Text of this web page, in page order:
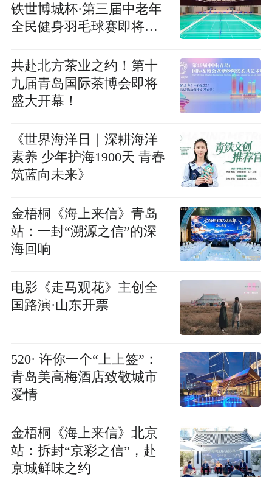
铁世博城杯·第三届中老年
全民健身羽毛球赛即将开
共赴北方茶业之约！第十
九届青岛国际茶博会即将
盛大开幕！
《世界海洋日｜深耕海洋
素养 少年护海1900天 青春
筑蓝向未来》
金梧桐《海上来信》青岛
站：一封“溯源之信”的深
海回响
电影《走马观花》主创全
国路演·山东开票
520· 许你一个“上上签”：
青岛美高梅酒店致敬城市
爱情
金梧桐《海上来信》北京
站：拆封“京彩之信”，赴
京城鲜味之约